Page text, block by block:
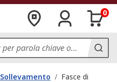
0
Sollevamento / Fasce di